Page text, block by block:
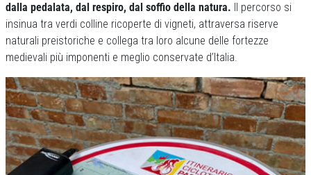
dalla pedalata, dal respiro, dal soffio della natura. Il percorso si
insinua tra verdi colline ricoperte di vigneti, attraversa riserve
naturali preistoriche e collega tra loro alcune delle fortezze
medievali più imponenti e meglio conservate d’Italia.